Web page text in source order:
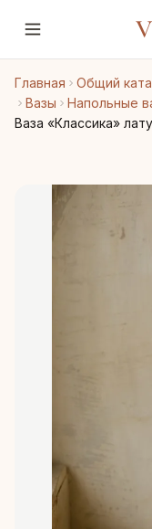
Главная Общий
Вазы
Напольные
Ваза «Классика»